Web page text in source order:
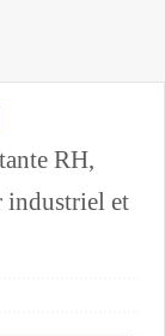
RH,
industriel et